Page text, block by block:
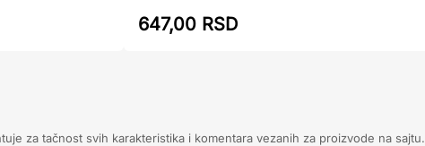
647,00 RSD
za tačnost svih karakteristika i komentara vezanih za proizvode na sajtu.